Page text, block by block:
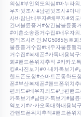
의심#부인외도의심#마누라
우자뒷조사#남편뒷조사#아
사바람난배우자#배우자#외
간녀불륜증거#상간남불륜증
#이혼소송증거수집#배우자
행적조사라인:MG5085동호
불륜증거수집#배우자불륜행
거수집#복제폰#카톡내용복
회#핸드폰위치추적 #카카오
킹#사진보기#아내카톡보기#
핸드폰도청#스마트폰통화도
폰#부산복제폰#핸드폰위치
편외도#배우자외도#남편핸
카톡보기#남편카톡보기#불
역보기#카카오톡대화내용복
간핸드폰위치추적#핸드폰위